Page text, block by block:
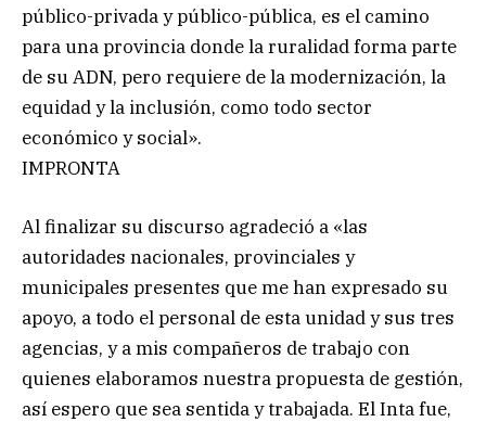
público-privada y público-pública, es el camino
para una provincia donde la ruralidad forma parte
de su ADN, pero requiere de la modernización, la
equidad y la inclusión, como todo sector
económico y social».
IMPRONTA
Al finalizar su discurso agradeció a «las
autoridades nacionales, provinciales y
municipales presentes que me han expresado su
apoyo, a todo el personal de esta unidad y sus tres
agencias, y a mis compañeros de trabajo con
quienes elaboramos nuestra propuesta de gestión,
así espero que sea sentida y trabajada. El Inta fue,